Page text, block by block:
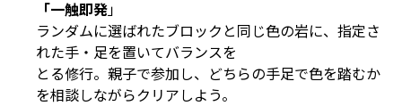
「一触即発」
ランダムに選ばれたブロックと同じ色の岩に、指定さ
れた手・足を置いてバランスを
とる修行。親子で参加し、どちらの手足で色を踏むか
を相談しながらクリアしよう。